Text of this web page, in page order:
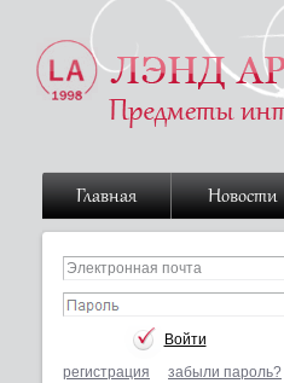
Главная Новости
регистрация забыли пароль?